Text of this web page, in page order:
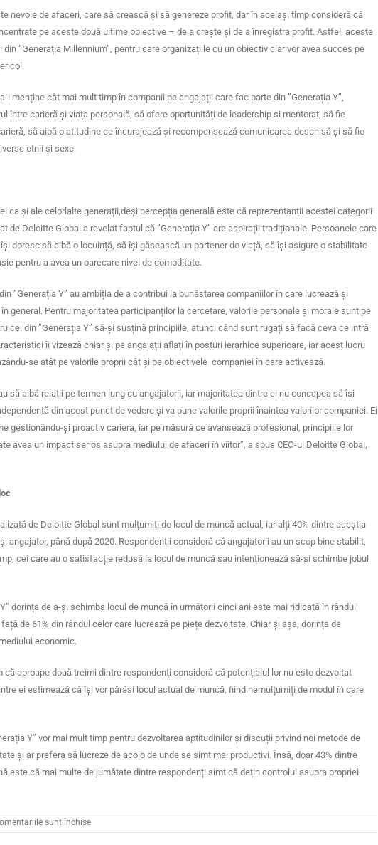
nevoie de afaceri, care să crească și să genereze profit, dar în același timp consideră că
pe aceste două ultime obiective – de a crește și de a înregistra profit. Astfel, aceste
”Generația Millennium”, pentru care organizațiile cu un obiectiv clar vor avea succes pe
i menține cât mai mult timp în companii pe angajații care fac parte din ”Generația Y”,
între carieră și viața personală, să ofere oportunități de leadership și mentorat, să fie
să aibă o atitudine ce încurajează și recompensează comunicarea deschisă și să fie
etnii și sexe.
ca și ale celorlalte generații,deși percepția generală este că reprezentanții acestei categorii
de Deloitte Global a revelat faptul că ”Generația Y” are aspirații tradiționale. Persoanele care
doresc să aibă o locuință, să își găsească un partener de viață, să își asigure o stabilitate
pentru a avea un oarecare nivel de comoditate.
”Generația Y” au ambiția de a contribui la bunăstarea companiilor în care lucrează și
general. Pentru majoritatea participanților la cercetare, valorile personale și morale sunt pe
cei din ”Generația Y” să-și susțină principiile, atunci când sunt rugați să facă ceva ce intră
îi vizează chiar și pe angajații aflați în posturi ierarhice superioare, iar acest lucru
se atât pe valorile proprii cât și pe obiectivele companiei în care activează.
să aibă relații pe termen lung cu angajatorii, iar majoritatea dintre ei nu concepea să își
din acest punct de vedere și va pune valorile proprii înaintea valorilor companiei. Ei
gestionându-și proactiv cariera, iar pe măsură ce avansează profesional, principiile lor
avea un impact serios asupra mediului de afaceri în viitor”, a spus CEO-ul Deloitte Global,
de Deloitte Global sunt mulțumiți de locul de muncă actual, iar alți 40% dintre aceștia
angajator, până după 2020. Respondenții consideră că angajatorii au un scop bine stabilit,
cei care au o satisfacție redusă la locul de muncă sau intenționează să-și schimbe jobul
dorința de a-și schimba locul de muncă în următorii cinci ani este mai ridicată în rândul
de 61% din rândul celor care lucrează pe piețe dezvoltate. Chiar și așa, dorința de
economic.
că aproape două treimi dintre respondenți consideră că potențialul lor nu este dezvoltat
ei estimează că își vor părăsi locul actual de muncă, fiind nemulțumiți de modul în care
Y” vor mai mult timp pentru dezvoltarea aptitudinilor și discuții privind noi metode de
și ar prefera să lucreze de acolo de unde se simt mai productivi. Însă, doar 43% dintre
este că mai multe de jumătate dintre respondenți simt că dețin controlul asupra propriei
sunt închisepentru
Cine